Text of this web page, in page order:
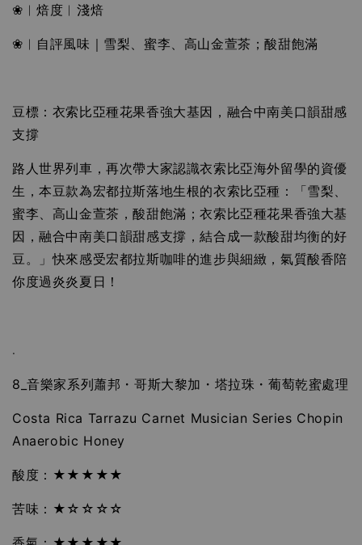
❀︱焙度︱淺焙
❀︱自評風味｜雪梨、蜜李、高山金萱茶；酸甜飽滿
豆標：衣索比亞種花果香強大基因，融合中南美口韻甜感
支撐
路人世界列車，再次帶大家認識衣索比亞海外留學的資優
生，本豆款為宏都拉斯落地生根的衣索比亞種：「雪梨、
蜜李、高山金萱茶，酸甜飽滿；衣索比亞種花果香強大基
因，融合中南美口韻甜感支撐，結合成一款酸甜均衡的好
豆。」快來感受宏都拉斯咖啡的進步與細緻，氣質酸香陪
你度過炎炎夏日！
.
8_音樂家系列蕭邦・哥斯大黎加・塔拉珠・葡萄乾蜜處理
Costa Rica Tarrazu Carnet Musician Series Chopin
Anaerobic Honey
酸度：★★★★★
苦味：★☆☆☆☆